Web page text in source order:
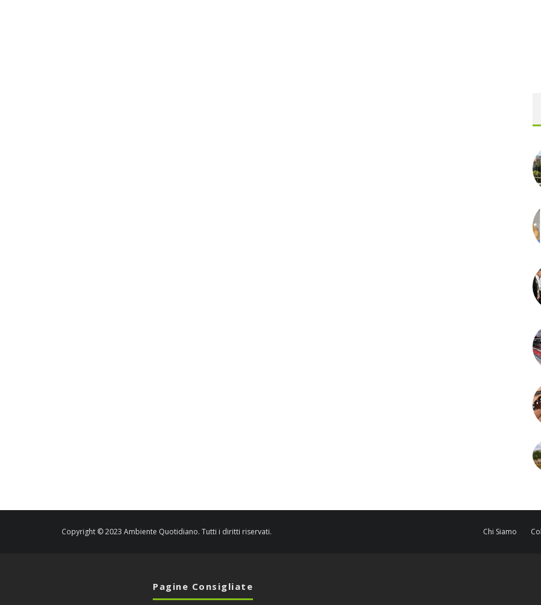
Copyright © 2023 Ambiente Quotidiano. Tutti i diritti riservati. Chi Siamo
Pagine Consigliate